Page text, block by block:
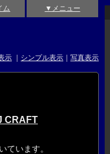
ム ▼メニュー
示 シンプル表示 写真表示
ています。